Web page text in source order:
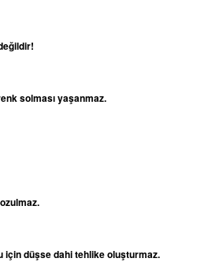
solması yaşanmaz.
için düşse dahi tehlike oluşturmaz.